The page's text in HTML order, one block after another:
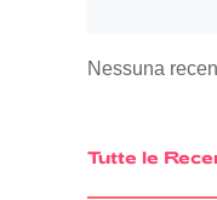
Nessuna
Tutte le